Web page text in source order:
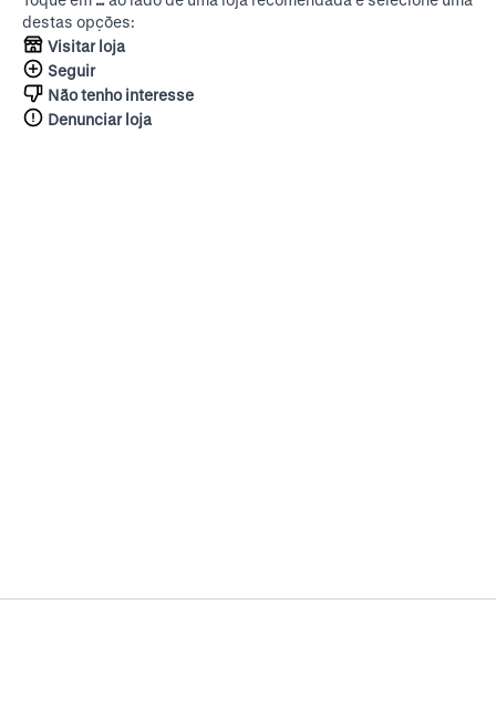
destas opções:
Visitar loja
Seguir
Não tenho interesse
Denunciar loja